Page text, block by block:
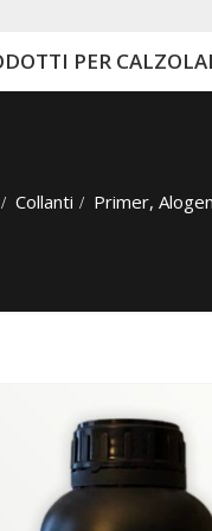
PER CALZOLAI
Collanti Primer,